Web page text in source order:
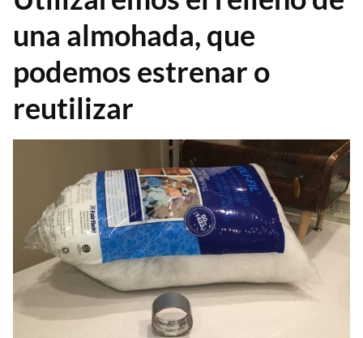
una almohada, que
podemos estrenar o
reutilizar